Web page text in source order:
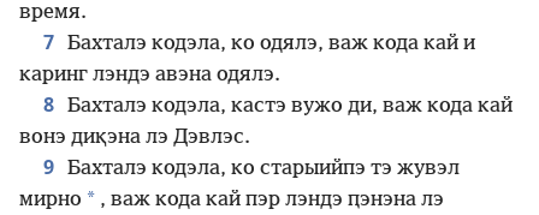
время.
7 Бахталэ кодэла, ко одялэ, важ кода кай и
каринг лэндэ авэна одялэ.
8 Бахталэ кодэла, кастэ вужо ди, важ кода кай
вонэ диқэна лэ Дэвлэс.
9 Бахталэ кодэла, ко старыийпэ тэ жувэл
мирно * , важ кода кай пэр лэндэ ԥэнэна лэ